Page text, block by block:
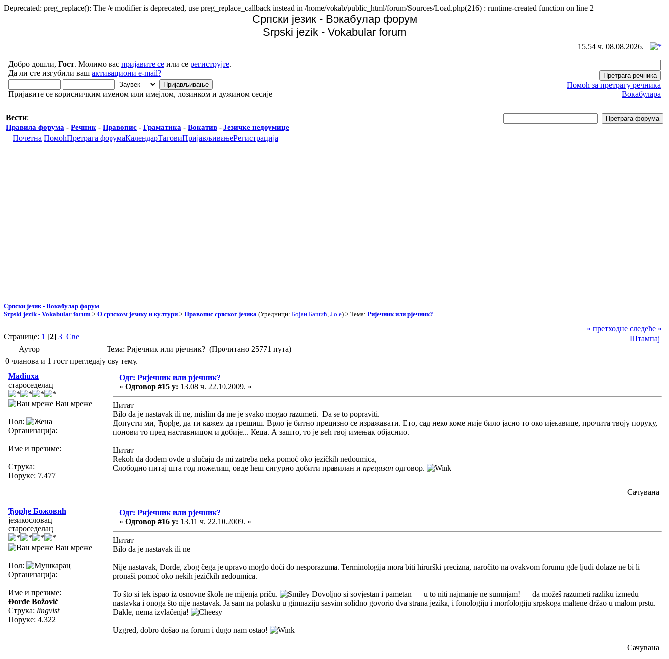
Deprecated: preg_replace(): The /e modifier is deprecated, use preg_replace_callback instead in /home/vokab/public_html/forum/Sources/Load.php(216) : runtime-created function on line 2
Српски језик - Вокабулар форум
Srpski jezik - Vokabular forum
15.54 ч. 08.08.2026.
Добро дошли, Гост. Молимо вас пријавите се или се региструјте.
Да ли сте изгубили ваш активациони e-mail?
Пријавите се корисничким именом или имејлом, лозинком и дужином сесије
Помоћ за претрагу речника
Вокабулара
Вести:
Правила форума - Речник - Правопис - Граматика - Вокатив - Језичке недоумице
Почетна ПомоћПретрага форумаКалендарТаговиПријављивањеРегистрација
Српски језик - Вокабулар форум
Srpski jezik - Vokabular forum > О српском језику и култури > Правопис српског језика (Уредници: Бојан Башић J o e) > Тема: Ријечник или рјечник?
Странице: 1 [2] 3 Све
« претходне следеће »
Штампај
Аутор
Тема: Ријечник или рјечник? (Прочитано 25771 пута)
0 чланова и 1 гост прегледају ову тему.
Madiuxa
староседелац
Ван мреже
Пол:
Организација:
Име и презиме:
Струка:
Поруке: 7.477
Одг: Ријечник или рјечник?
« Одговор #15 у: 13.08 ч. 22.10.2009. »
Цитат
Bilo da je nastavak ili ne, mislim da me je svako mogao razumeti. Da se to popraviti.
Допусти ми, Ђорђе, да ти кажем да грешиш. Врло је битно прецизно се изражавати. Ето, сад неко коме није било јасно то око ијекавице, прочита твоју поруку,
понови то пред наставницом и добије... Кеца. А зашто, то је већ твој имењак објаснио.
Цитат
Rekoh da dođem ovde u slučaju da mi zatreba neka pomoć oko jezičkih nedoumica,
Слободно питај шта год пожелиш, овде ћеш сигурно добити правилан и прецизан одговор.
Сачувана
Ђорђе Божовић
језикословац
староседелац
Ван мреже
Пол:
Организација:
Име и презиме:
Đorđe Božović
Струка: lingvist
Поруке: 4.322
Одг: Ријечник или рјечник?
« Одговор #16 у: 13.11 ч. 22.10.2009. »
Цитат
Bilo da je nastavak ili ne
Nije nastavak, Đorđe, zbog čega je upravo moglo doći do nesporazuma. Terminologija mora biti hirurški precizna, naročito na ovakvom forumu gde ljudi dolaze ne bi li
pronaši pomoć oko nekih jezičkih nedoumica.
To što si tek ispao iz osnovne škole ne mijenja priču.
Dovoljno si sovjestan i pametan — u to niti najmanje ne sumnjam! — da možeš razumeti razliku između
nastavka i onoga što nije nastavak. Ja sam na polasku u gimnaziju sasvim solidno govorio dva strana jezika, i fonologiju i morfologiju srpskoga maltene držao u malom prstu.
Dakle, nema izvlačenja!
Uzgred, dobro došao na forum i dugo nam ostao!
Сачувана